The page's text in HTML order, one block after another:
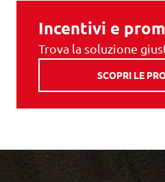
Incentivi e
Trova la soluzione
SCOPRI LE